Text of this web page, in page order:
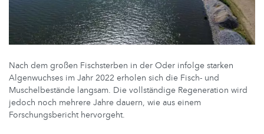
Nach dem großen Fischsterben in der Oder infolge starken
Algenwuchses im Jahr 2022 erholen sich die Fisch- und
Muschelbestände langsam. Die vollständige Regeneration wird
jedoch noch mehrere Jahre dauern, wie aus einem
Forschungsbericht hervorgeht.